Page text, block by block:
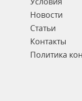
Новости
Статьи
Контакты
Политика